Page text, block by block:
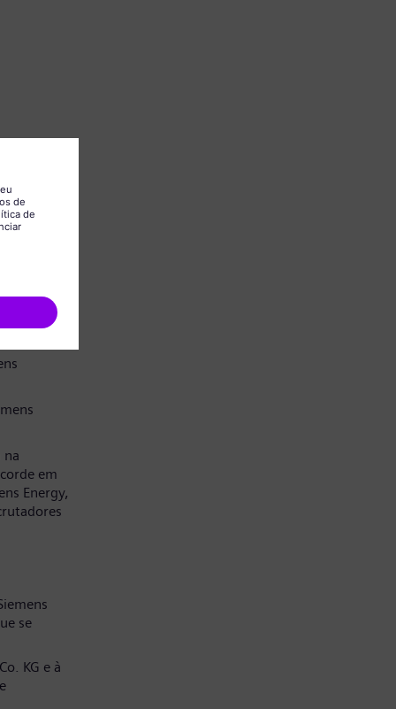
na
em
Energy,
se
KG e à